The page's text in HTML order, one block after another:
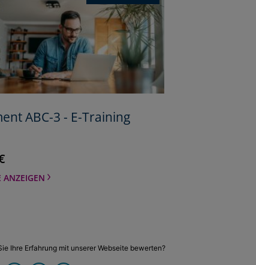
ABC-3 - E-Training
ANZEIGEN